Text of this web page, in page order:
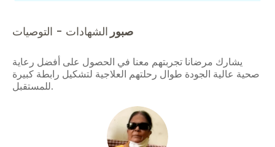
صبور الشهادات - التوصيات
يشارك مرضانا تجربتهم معنا في الحصول على أفضل رعاية
صحية عالية الجودة طوال رحلتهم العلاجية لتشكيل رابطة كبيرة
للمستقبل.